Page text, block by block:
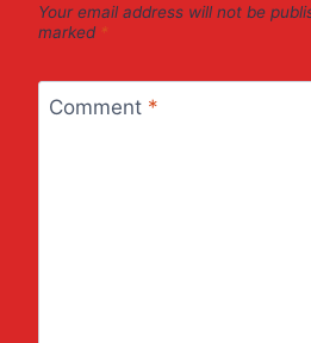
Your email address will not be
marked *
Comment *